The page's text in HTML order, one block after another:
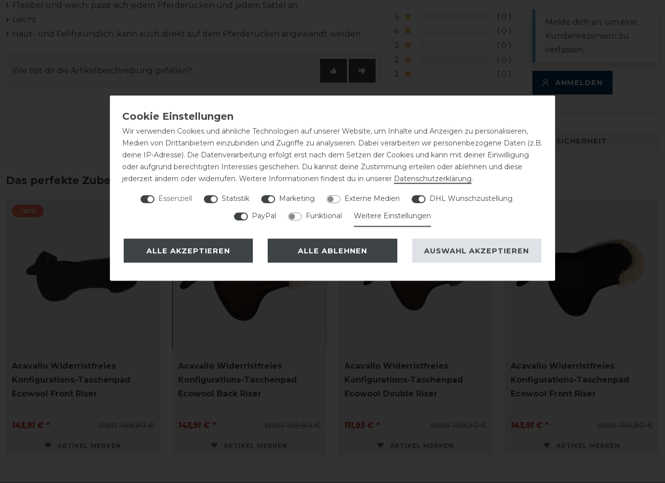
Flexibel und weich: passt sich jedem Pferderücken und jedem Sattel an
Leicht
Haut- und Fellfreundlich: kann auch direkt auf dem Pferderücken angewandt werden
Wie hat dir die Artikelbeschreibung gefallen?
5
0
4
0
3
0
2
0
1
0
Melde dich an, um eine
Kundenrezension zu
verfassen.
ANMELDEN
DETAILS ZUR PRODUKTSICHERHEIT
Das perfekte Zubehör für dich
-10%
Acavallo Widerristfreies
Konfigurations-Taschenpad
Ecowool Front Riser
statt 159,90 €
143,91 € *
ARTIKEL MERKEN
Acavallo Widerristfreies
Konfigurations-Taschenpad
Ecowool Back Riser
statt 159,90 €
143,91 € *
ARTIKEL MERKEN
Acavallo Widerristfreies
Konfigurations-Taschenpad
Ecowool Double Riser
statt 159,90 €
111,93 € *
ARTIKEL MERKEN
Acavallo Widerristfreies
Konfigurations-Taschenpad
Ecowool Front Riser
statt 159,90 €
143,91 € *
ARTIKEL MERKEN
Wir verwenden Cookies und ähnliche Technologien auf unserer Website, um Inhalte und Anzeigen zu personalisieren,
Medien von Drittanbietern einzubinden und Zugriffe zu analysieren. Dabei verarbeiten wir personenbezogene Daten (z.B.
deine IP-Adresse). Die Datenverarbeitung erfolgt erst nach dem Setzen der Cookies und kann mit deiner Einwilligung
oder aufgrund berechtigten Interesses geschehen. Du kannst deine Zustimmung erteilen oder ablehnen und diese
jederzeit ändern oder widerrufen. Weitere Informationen findest du in unserer Daten­schutz­erklärung.
Essenziell Statistik Marketing Externe Medien
DHL Wunschzustellung
PayPal
Funktional Weitere Einstellungen
ALLE AKZEPTIEREN ALLE ABLEHNEN AUSWAHL AKZEPTIEREN